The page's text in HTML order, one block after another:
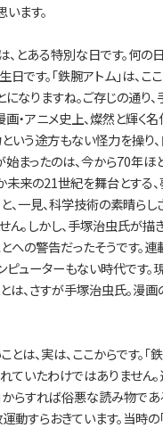
ます。
、とある特別な日です。何の
日です。「鉄腕アトム」は、
になりますね。ご存じの通り
・アニメ史上、燦然と輝く名
いう途方もない怪力を操り
始まったのは、今から70年
未来の21世紀を舞台とする
と、一見、科学技術の素晴ら
ん。しかし、手塚治虫氏が描
への警告だったそうです。連
ピューターもない時代です
は、さすが手塚治虫氏。漫
は、実は、ここからです。「
ていたわけではありません。
からすれば俗悪な読み物であ
動すらおきています。当時の